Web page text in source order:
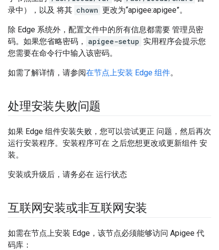
录中），以及 将其 chown 更改为“apigee:apigee”。
除 Edge 系统外，配置文件中的所有信息都需要 管理员密
码。如果您省略密码，
apigee-setup 实用程序会提示您
您需要在命令行中输入该密码。
如需了解详情，请参阅在节点上安装 Edge 组件。
处理安装失败问题
如果 Edge 组件安装失败，您可以尝试更正 问题，然后再次
运行安装程序。安装程序可在 之后您想更改或更新组件 安
装。
安装或升级后，请务必在 运行状态
互联网安装或非互联网安装
如需在节点上安装 Edge，该节点必须能够访问 Apigee 代
码库：